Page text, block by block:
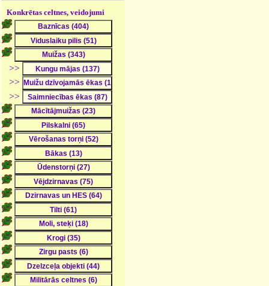
Konkrētas celtnes, veidojumi
>>
>>
>>